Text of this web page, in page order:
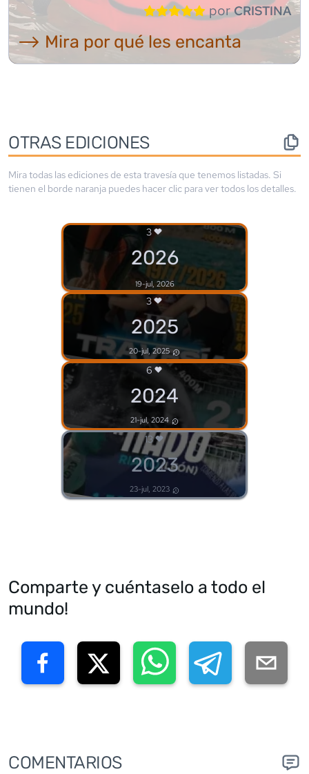
porCRISTINA
⟶ Mira por qué les encanta
OTRAS EDICIONES
Mira todas las ediciones de esta travesía que tenemos listadas. Si
tienen el borde naranja puedes hacer clic para ver todos los detalles.
3
2026
19-jul, 2026
3
2025
20-jul, 2025
6
2024
21-jul, 2024
13
2023
23-jul, 2023
Comparte y cuéntaselo a todo el
mundo!
COMENTARIOS